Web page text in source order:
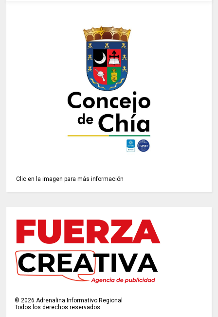
Clic en la imagen para más información
©2026 Adrenalina Informativo Regional
Todos los derechos reservados.